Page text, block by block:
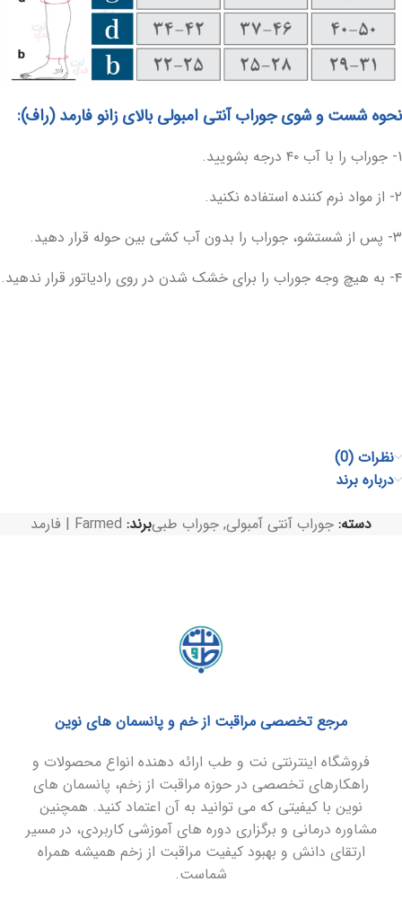
نحوه شست و شوی جوراب آنتی امبولی بالای زانو فارمد (راف):
۱- جوراب را با آب ۴۰ درجه بشویید.
۲- از مواد نرم کننده استفاده نکنید.
۳- پس از شستشو، جوراب را بدون آب کشی بین حوله قرار دهید.
۴- به هیچ وجه جوراب را برای خشک شدن در روی رادیاتور قرار ندهید.
نظرات (0)
درباره برند
دسته: جوراب آنتی آمبولی, جوراب طبیبرند: Farmed | فارمد
مرجع تخصصی مراقبت از خم و پانسمان های نوین
فروشگاه اینترنتی نت و طب ارائه دهنده انواع محصولات و
راهکارهای تخصصی در حوزه مراقبت از زخم، پانسمان های
نوین با کیفیتی که می توانید به آن اعتماد کنید. همچنین
مشاوره درمانی و برگزاری دوره های آموزشی کاربردی، در مسیر
ارتقای دانش و بهبود کیفیت مراقبت از زخم همیشه همراه
شماست.